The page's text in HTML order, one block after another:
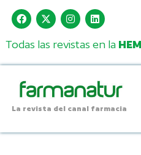
Todas las revistas en la
La revista del canal farmacia